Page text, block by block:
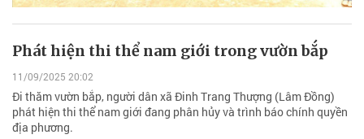
Phát hiện thi thể nam giới trong vườn bắp
11/09/2025 20:02
Đi thăm vườn bắp, người dân xã Đinh Trang Thượng (Lâm Đồng)
phát hiện thi thể nam giới đang phân hủy và trình báo chính quyền
địa phương.